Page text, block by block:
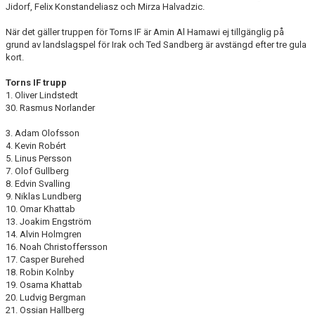
Jidorf, Felix Konstandeliasz och Mirza Halvadzic.
När det gäller truppen för Torns IF är Amin Al Hamawi ej tillgänglig på
grund av landslagspel för Irak och Ted Sandberg är avstängd efter tre gula
kort.
Torns IF trupp
1. Oliver Lindstedt
30. Rasmus Norlander
3. Adam Olofsson
4. Kevin Robért
5. Linus Persson
7. Olof Gullberg
8. Edvin Svalling
9. Niklas Lundberg
10. Omar Khattab
13. Joakim Engström
14. Alvin Holmgren
16. Noah Christoffersson
17. Casper Burehed
18. Robin Kolnby
19. Osama Khattab
20. Ludvig Bergman
21. Ossian Hallberg